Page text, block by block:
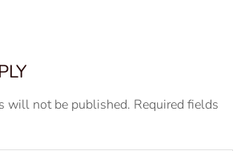
will not be published. Required fields